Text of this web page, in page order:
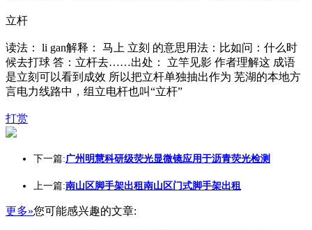
立杆
读法： li gan解释： 马上 立刻 的意思用法：比如问：什么时
候去打球 答：立杆去……出处： 立竿见影 作者理解这 成语
是立刻可以看到成效 所以把立杆单独抽出作为 芜湖的本地方
言电力线路中，组立电杆也叫“立杆”
打赏
下一篇:广州明慧科研级荧光显微镜应用于沥青荧光检测
上一篇:南山区脚手架出租南山区门式脚手架出租
更多»您可能感兴趣的文章: